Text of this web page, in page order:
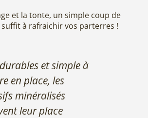
et la tonte, un simple coup de
à rafraichir vos parterres !
et simple à
en place, les
minéralisés
leur place